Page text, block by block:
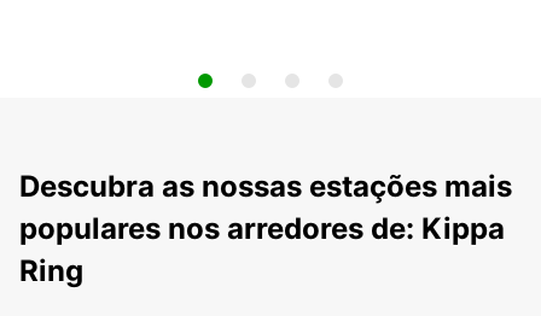
Descubra as nossas estações mais
populares nos arredores de: Kippa
Ring